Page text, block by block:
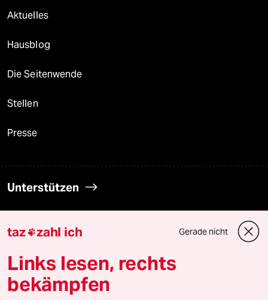
Aktuelles
Hausblog
Die Seitenwende
Stellen
Presse
Unterstützen
genossenschaft
taz zahl ich
taz zahl ich Gerade nicht
Links lesen, rechts
bekämpfen